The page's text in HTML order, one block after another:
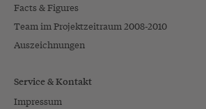
Facts & Figures
Team im Projektzeitraum 2008-2010
Auszeichnungen
Service & Kontakt
Impressum